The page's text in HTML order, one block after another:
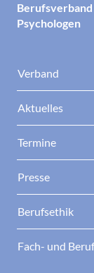
Psychologen
Verband
Aktuelles
Termine
Presse
Berufsethik
Fach- und